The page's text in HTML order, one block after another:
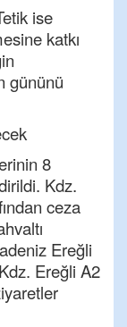
ise
katkı
gününü
8
Kdz.
ceza
Ereğli
Ereğli A2